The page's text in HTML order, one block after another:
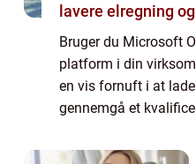
lavere elregning
Bruger du Microsoft
platform i din
en vis fornuft i at
gennemgå et
på Microsoft ...